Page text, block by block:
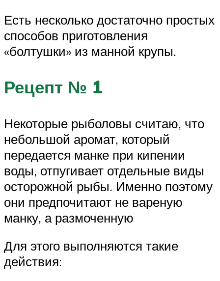
Есть несколько достаточно простых
способов приготовления
«болтушки» из манной крупы.
Рецепт № 1
Некоторые рыболовы считаю, что
небольшой аромат, который
передается манке при кипении
воды, отпугивает отдельные виды
осторожной рыбы. Именно поэтому
они предпочитают не вареную
манку, а размоченную
Для этого выполняются такие
действия: